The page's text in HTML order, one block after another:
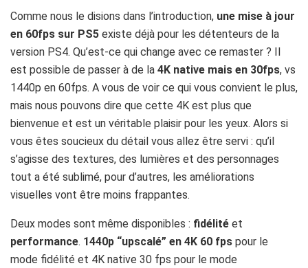
Comme nous le disions dans l’introduction, une mise à jour
en 60fps sur PS5 existe déjà pour les détenteurs de la
version PS4. Qu’est-ce qui change avec ce remaster ? Il
est possible de passer à de la 4K native mais en 30fps, vs
1440p en 60fps. A vous de voir ce qui vous convient le plus,
mais nous pouvons dire que cette 4K est plus que
bienvenue et est un véritable plaisir pour les yeux. Alors si
vous êtes soucieux du détail vous allez être servi : qu’il
s’agisse des textures, des lumières et des personnages
tout a été sublimé, pour d’autres, les améliorations
visuelles vont être moins frappantes.
Deux modes sont même disponibles : fidélité et
performance. 1440p “upscalé” en 4K 60 fps pour le
mode fidélité et 4K native 30 fps pour le mode